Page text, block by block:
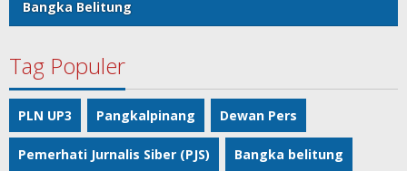
Bangka Belitung
Tag Populer
PLN UP3 Pangkalpinang Dewan Pers
Pemerhati Jurnalis Siber (PJS) Bangka belitung